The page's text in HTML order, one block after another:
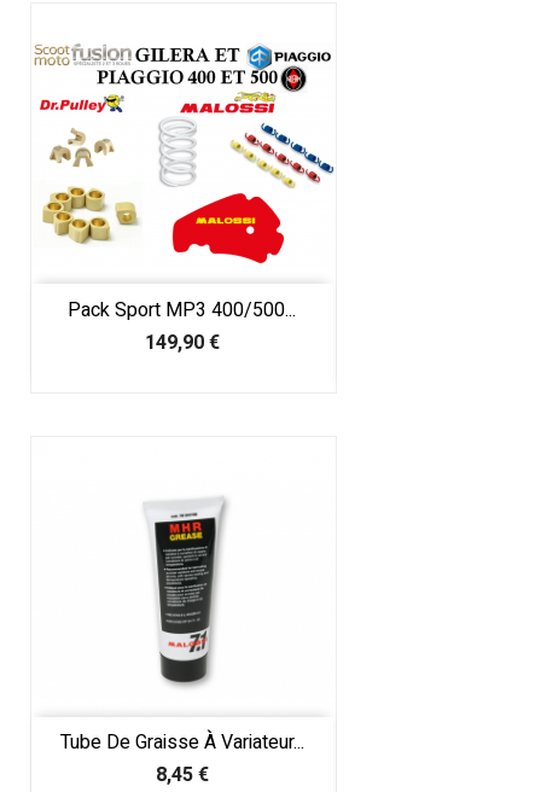
Pack Sport MP3 400/500...
Prix
149,90 €
Tube De Graisse À Variateur...
Prix
8,45 €